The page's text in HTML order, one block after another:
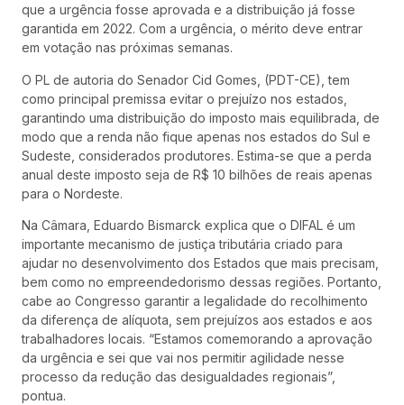
que a urgência fosse aprovada e a distribuição já fosse
garantida em 2022. Com a urgência, o mérito deve entrar
em votação nas próximas semanas.
O PL de autoria do Senador Cid Gomes, (PDT-CE), tem
como principal premissa evitar o prejuízo nos estados,
garantindo uma distribuição do imposto mais equilibrada, de
modo que a renda não fique apenas nos estados do Sul e
Sudeste, considerados produtores. Estima-se que a perda
anual deste imposto seja de R$ 10 bilhões de reais apenas
para o Nordeste.
Na Câmara, Eduardo Bismarck explica que o DIFAL é um
importante mecanismo de justiça tributária criado para
ajudar no desenvolvimento dos Estados que mais precisam,
bem como no empreendedorismo dessas regiões. Portanto,
cabe ao Congresso garantir a legalidade do recolhimento
da diferença de alíquota, sem prejuízos aos estados e aos
trabalhadores locais. “Estamos comemorando a aprovação
da urgência e sei que vai nos permitir agilidade nesse
processo da redução das desigualdades regionais”,
pontua.